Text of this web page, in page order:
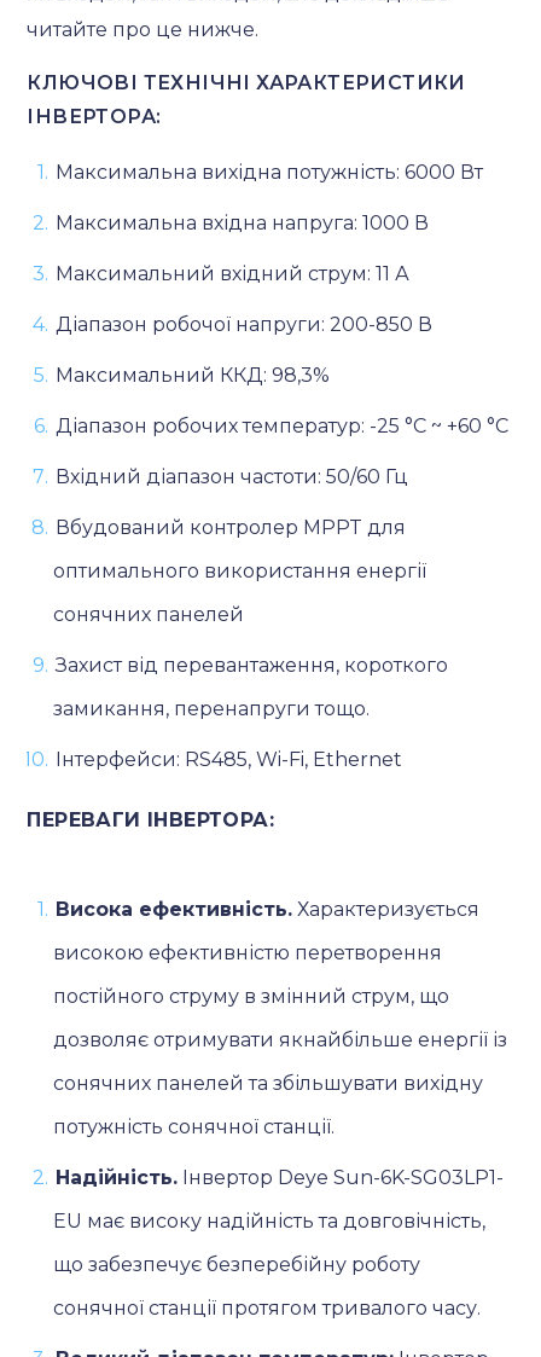
читайте про це нижче.
КЛЮЧОВІ ТЕХНІЧНІ ХАРАКТЕРИСТИКИ
ІНВЕРТОРА:
Максимальна вихідна потужність: 6000 Вт
Максимальна вхідна напруга: 1000 В
Максимальний вхідний струм: 11 А
Діапазон робочої напруги: 200-850 В
Максимальний ККД: 98,3%
Діапазон робочих температур: -25 °C ~ +60 °C
Вхідний діапазон частоти: 50/60 Гц
Вбудований контролер MPPT для
оптимального використання енергії
сонячних панелей
Захист від перевантаження, короткого
замикання, перенапруги тощо.
Інтерфейси: RS485, Wi-Fi, Ethernet
ПЕРЕВАГИ ІНВЕРТОРА:
Висока ефективність.Характеризується
високою ефективністю перетворення
постійного струму в змінний струм, що
дозволяє отримувати якнайбільше енергії із
сонячних панелей та збільшувати вихідну
потужність сонячної станції.
Надійність.Інвертор Deye Sun-6K-SG03LP1-
EU має високу надійність та довговічність,
що забезпечує безперебійну роботу
сонячної станції протягом тривалого часу.